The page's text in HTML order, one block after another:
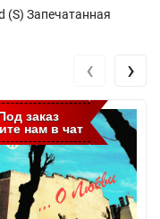
(S) Запечатанная
заказ
нам в чат
‹ ›